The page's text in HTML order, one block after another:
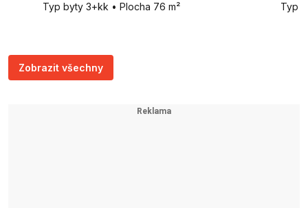
Typ byty 3+kk • Plocha 76 m²
Typ
Zobrazit všechny